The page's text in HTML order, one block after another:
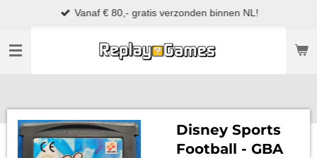
naar
Vanaf € 80,- gratis verzonden binnen NL!
Disney Sports
Football - GBA